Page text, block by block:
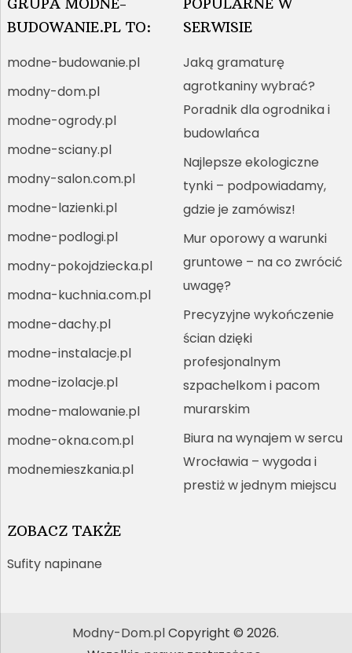
GRUPA MODNE-
BUDOWANIE.PL TO:
modne-budowanie.pl
modny-dom.pl
modne-ogrody.pl
modne-sciany.pl
modny-salon.com.pl
modne-lazienki.pl
modne-podlogi.pl
modny-pokojdziecka.pl
modna-kuchnia.com.pl
modne-dachy.pl
modne-instalacje.pl
modne-izolacje.pl
modne-malowanie.pl
modne-okna.com.pl
modnemieszkania.pl
POPULARNE W
SERWISIE
Jaką gramaturę
agrotkaniny wybrać?
Poradnik dla ogrodnika i
budowlańca
Najlepsze ekologiczne
tynki – podpowiadamy,
gdzie je zamówisz!
Mur oporowy a warunki
gruntowe – na co zwrócić
uwagę?
Precyzyjne wykończenie
ścian dzięki
profesjonalnym
szpachelkom i pacom
murarskim
Biura na wynajem w sercu
Wrocławia – wygoda i
prestiż w jednym miejscu
ZOBACZ TAKŻE
Sufity napinane
Modny-Dom.plCopyright © 2026.